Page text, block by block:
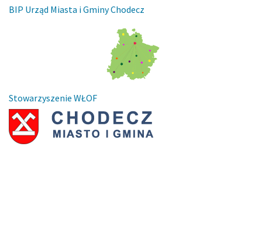
BIP Urząd Miasta i Gminy Chodecz
Stowarzyszenie WŁOF